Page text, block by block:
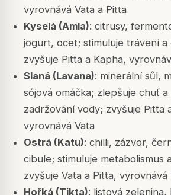
vyrovnává Vata a Pitta
Kyselá (Amla): citrusy,
jogurt, ocet; stimuluje trávení a
zvyšuje Pitta a Kapha,
Slaná (Lavana): minerální sůl,
sójová omáčka; zlepšuje chuť
zadržování vody; zvyšuje Pitta
vyrovnává Vata
Ostrá (Katu): chilli, zázvor,
cibule; stimuluje metabolismus
zvyšuje Vata a Pitta, vyrovnává
Hořká (Tikta): listová